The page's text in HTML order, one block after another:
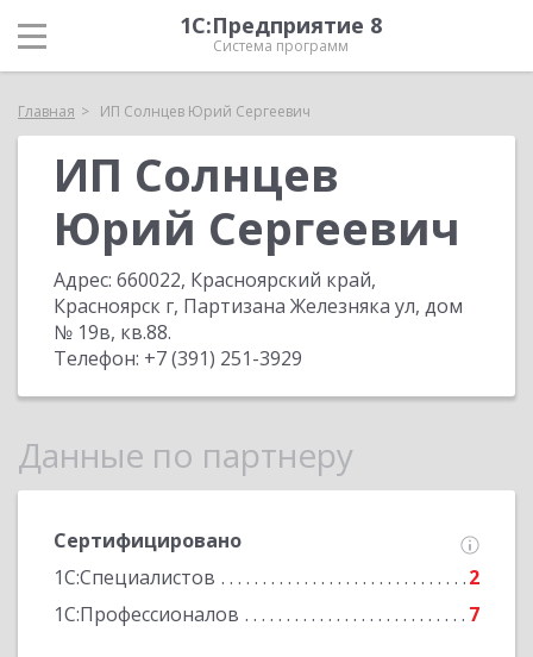
1С:Предприятие 8
Система программ
Главная ИП Солнцев Юрий Сергеевич
ИП Солнцев
Юрий Сергеевич
Адрес: 660022, Красноярский край,
Красноярск г, Партизана Железняка ул, дом
№ 19в, кв.88.
Телефон: +7 (391) 251-3929
Данные по партнеру
Сертифицировано
1С:Специалистов
2
1С:Профессионалов
7